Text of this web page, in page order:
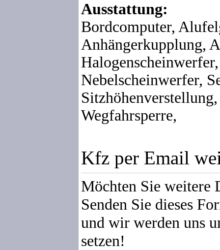
Ausstattung:
Bordcomputer,
Anhängerkupplung,
Nebelscheinwerfer,
Wegfahrsperre,
Kfz per Email
Möchten Sie weitere
Senden Sie dieses
und wir werden uns
setzen!